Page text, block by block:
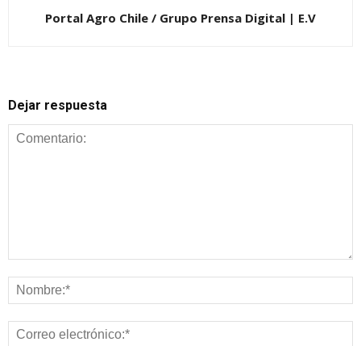
Portal Agro Chile / Grupo Prensa Digital | E.V
Dejar respuesta